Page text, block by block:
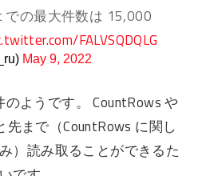
での最大件数は 15,000
FALVSQDQLG
May 9, 2022
ようです。 CountRows や
まで（CountRows に関し
）読み取ることができるた